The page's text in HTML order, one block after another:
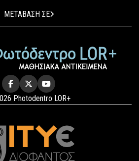
ΜΕΤΑΒΑΣΗ ΣΕ
Photodentro LOR+